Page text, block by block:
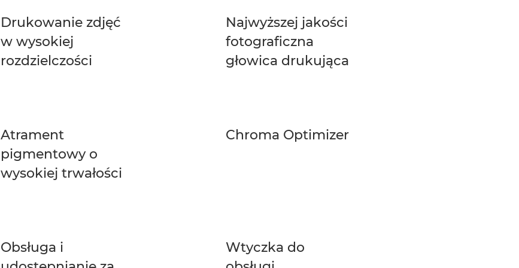
Drukowanie zdjęć
w wysokiej
rozdzielczości
Najwyższej jakości
fotograficzna
głowica drukująca
Atrament
pigmentowy o
wysokiej trwałości
Chroma Optimizer
Obsługa i
Wtyczka do